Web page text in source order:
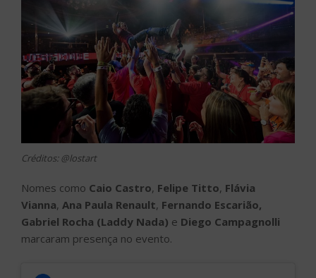
Créditos: @lostart
Nomes como Caio Castro, Felipe Titto, Flávia
Vianna, Ana Paula Renault, Fernando Escarião,
Gabriel Rocha (Laddy Nada) e Diego Campagnolli
marcaram presença no evento.